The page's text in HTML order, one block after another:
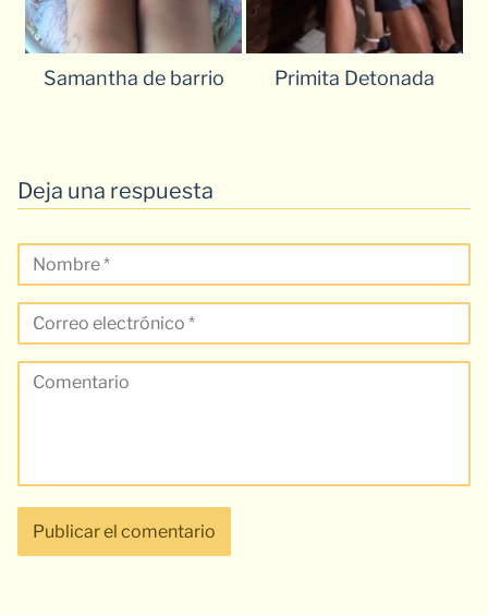
Samantha de barrio Primita Detonada
Deja una respuesta